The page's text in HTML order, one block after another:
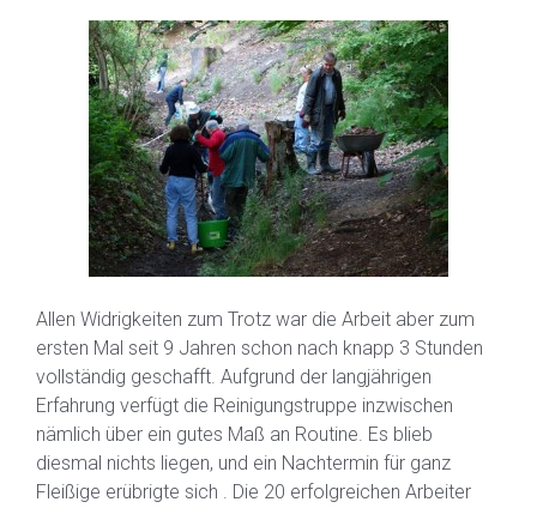
Allen Widrigkeiten zum Trotz war die Arbeit aber zum
ersten Mal seit 9 Jahren schon nach knapp 3 Stunden
vollständig geschafft. Aufgrund der langjährigen
Erfahrung verfügt die Reinigungstruppe inzwischen
nämlich über ein gutes Maß an Routine. Es blieb
diesmal nichts liegen, und ein Nachtermin für ganz
Fleißige erübrigte sich . Die 20 erfolgreichen Arbeiter